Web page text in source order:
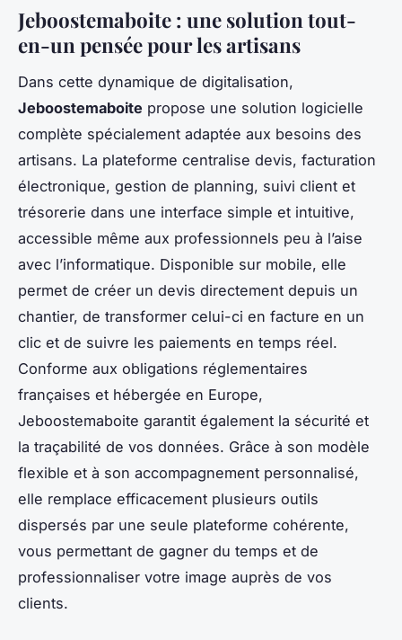
Jeboostemaboite : une solution tout-
en-un pensée pour les artisans
Dans cette dynamique de digitalisation,
Jeboostemaboite propose une solution logicielle
complète spécialement adaptée aux besoins des
artisans. La plateforme centralise devis, facturation
électronique, gestion de planning, suivi client et
trésorerie dans une interface simple et intuitive,
accessible même aux professionnels peu à l’aise
avec l’informatique. Disponible sur mobile, elle
permet de créer un devis directement depuis un
chantier, de transformer celui-ci en facture en un
clic et de suivre les paiements en temps réel.
Conforme aux obligations réglementaires
françaises et hébergée en Europe,
Jeboostemaboite garantit également la sécurité et
la traçabilité de vos données. Grâce à son modèle
flexible et à son accompagnement personnalisé,
elle remplace efficacement plusieurs outils
dispersés par une seule plateforme cohérente,
vous permettant de gagner du temps et de
professionnaliser votre image auprès de vos
clients.